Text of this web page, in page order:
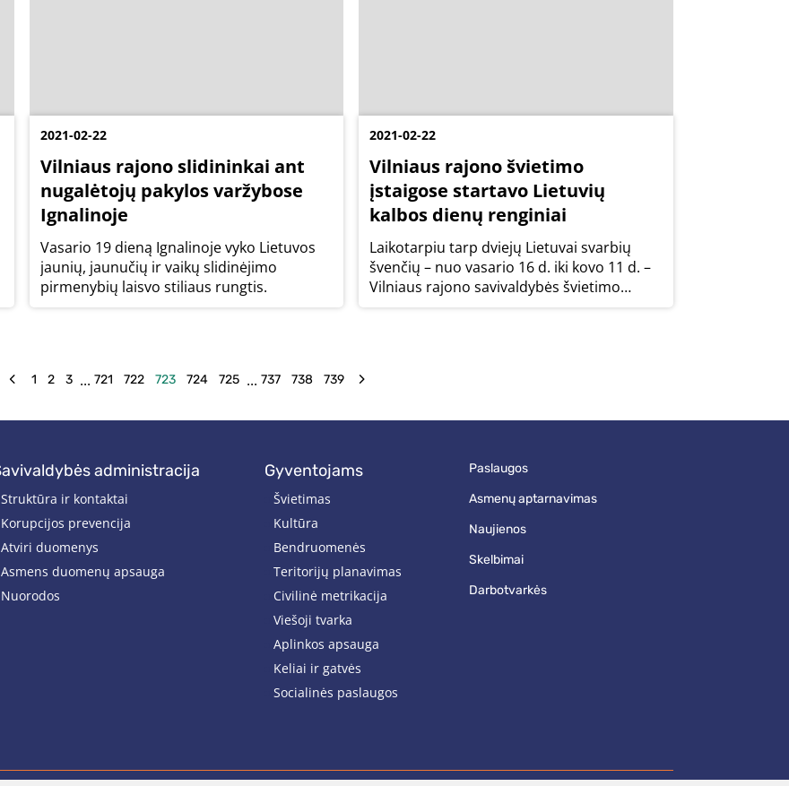
2021-02-22
Vilniaus rajono slidininkai ant
nugalėtojų pakylos varžybose
Ignalinoje
Vasario 19 dieną Ignalinoje vyko Lietuvos
jaunių, jaunučių ir vaikų slidinėjimo
pirmenybių laisvo stiliaus rungtis.
2021-02-22
Vilniaus rajono švietimo
įstaigose startavo Lietuvių
kalbos dienų renginiai
Laikotarpiu tarp dviejų Lietuvai svarbių
švenčių – nuo vasario 16 d. iki kovo 11 d. –
Vilniaus rajono savivaldybės švietimo
įstaigose tradiciškai rengiamos Lietuvių
1 2 3 ... 721 722 723 724 725 ... 737 738 739
savivaldybės administracija
Struktūra ir kontaktai
Korupcijos prevencija
Atviri duomenys
Asmens duomenų apsauga
Nuorodos
gyventojams
Švietimas
Kultūra
Bendruomenės
Teritorijų planavimas
Civilinė metrikacija
Viešoji tvarka
Aplinkos apsauga
Keliai ir gatvės
Socialinės paslaugos
paslaugos
asmenų aptarnavimas
naujienos
skelbimai
darbotvarkės